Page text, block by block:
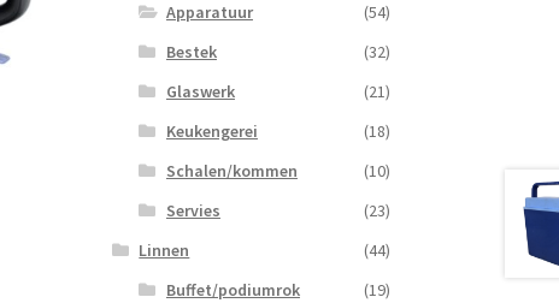
Apparatuur
(54)
Bestek
(32)
Glaswerk
(21)
Keukengerei
(18)
Schalen/kommen
(10)
Servies
(23)
Linnen
(44)
Buffet/podiumrok
(19)